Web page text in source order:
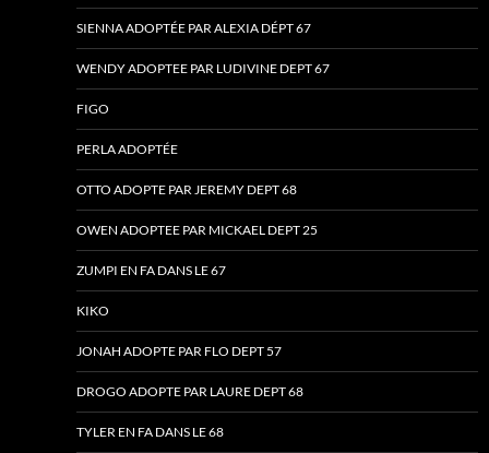
SIENNA ADOPTÉE PAR ALEXIA DÉPT 67
WENDY ADOPTEE PAR LUDIVINE DEPT 67
FIGO
PERLA ADOPTÉE
OTTO ADOPTE PAR JEREMY DEPT 68
OWEN ADOPTEE PAR MICKAEL DEPT 25
ZUMPI EN FA DANS LE 67
KIKO
JONAH ADOPTE PAR FLO DEPT 57
DROGO ADOPTE PAR LAURE DEPT 68
TYLER EN FA DANS LE 68